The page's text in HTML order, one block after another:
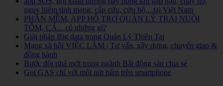
nguy hiểm tính mạng, cấp cứu, cứu hộ,...tại Việt Nam
PHẦN MỀM, APP HỖ TRỢ QUẢN LÝ TRẠI NUÔI
TÔM, CÁ... có những gì?
Giải pháp Big data trong Quản Lý Thiên Tai
Mạng xã hội VIỆC LÀM | Tư vấn, xây dựng, chuyển giao &
đồng hành
Bước đột phá mới trong ngành Bất động sản chia sẻ
Gọi GAS chỉ với một nút bấm trên smartphone